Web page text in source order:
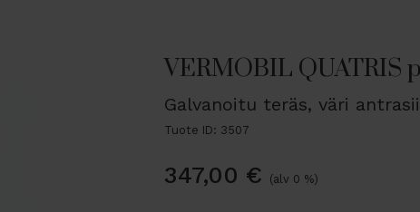
VERMOBIL QUATRIS
Galvanoitu teräs, väri
Tuote ID: 3507
347,00 € (alv 0 %)